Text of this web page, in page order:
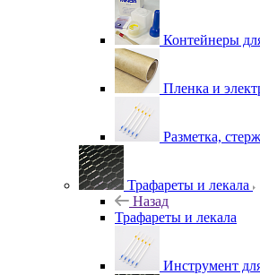
Контейнеры
Пленка и
Разметка,
Трафареты и лекала
Назад
Трафареты и лекала
Инструмент